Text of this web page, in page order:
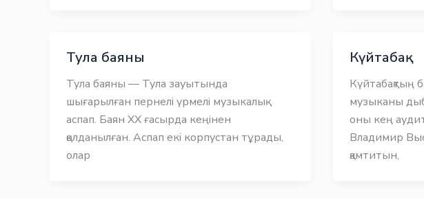
Тула баяны
Тула баяны — Тула зауытында
шығарылған пернелі үрмелі музыкалық
аспап. Баян XX ғасырда кеңінен
қолданылған. Аспап екі корпустан тұрады,
олар
Күйтабақ
музыканы
оны кең
Владимир
қамтитын,